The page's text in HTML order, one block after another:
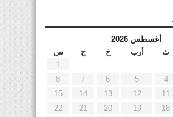
أغسطس 2026
ث أرب خ ج
س
1
4
5
6
7
8
11
12
13
14
15
18
19
20
21
22